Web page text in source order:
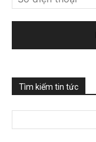
Tìm kiếm tin tức